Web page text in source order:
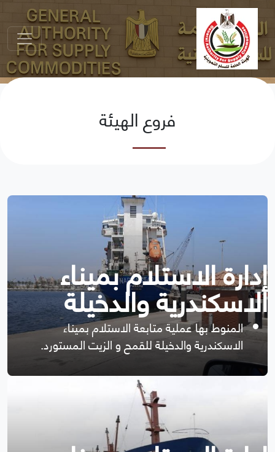
فروع الهيئة
إدارة الاستلام بميناء
الاسكندرية والدخيلة
المنوط بها عملية متابعة الاستلام بميناء
الاسكندرية والدخيلة للقمح و الزيت المستورد.